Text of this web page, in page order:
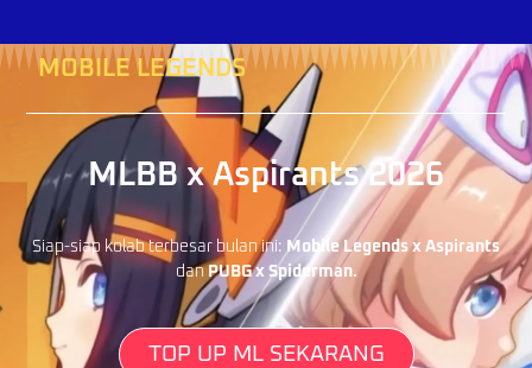
MOBILE LEGENDS
MLBB x Aspirants 2026
Siap-siap kolab terbesar bulan ini: Mobile Legends x Aspirants
dan PUBG x Spiderman.
TOP UP ML SEKARANG